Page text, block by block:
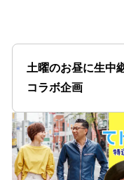
土曜のお昼に生中
コラボ企画